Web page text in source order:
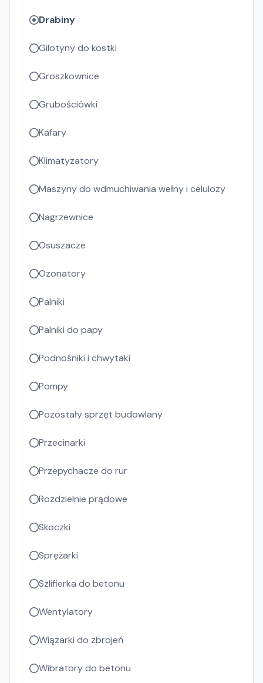
Drabiny
Gilotyny do kostki
Groszkownice
Grubościówki
Kafary
Klimatyzatory
Maszyny do wdmuchiwania wełny i celulozy
Nagrzewnice
Osuszacze
Ozonatory
Palniki
Palniki do papy
Podnośniki i chwytaki
Pompy
Pozostały sprzęt budowlany
Przecinarki
Przepychacze do rur
Rozdzielnie prądowe
Skoczki
Sprężarki
Szlifierka do betonu
Wentylatory
Wiązarki do zbrojeń
Wibratory do betonu